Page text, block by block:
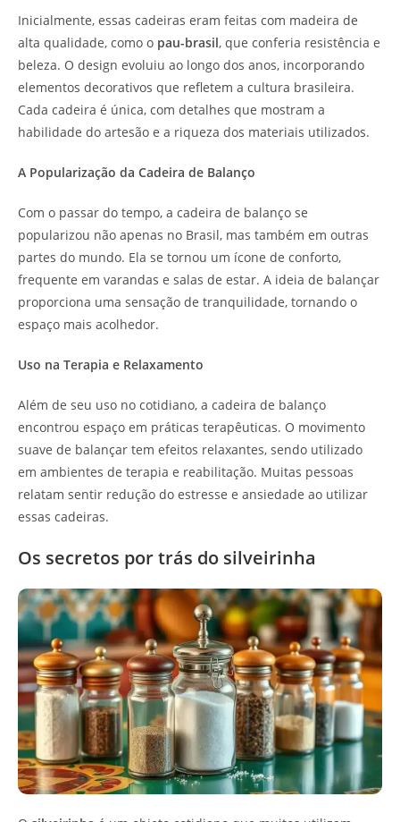
Inicialmente, essas cadeiras eram feitas com madeira de
alta qualidade, como o pau-brasil, que conferia resistência e
beleza. O design evoluiu ao longo dos anos, incorporando
elementos decorativos que refletem a cultura brasileira.
Cada cadeira é única, com detalhes que mostram a
habilidade do artesão e a riqueza dos materiais utilizados.
A Popularização da Cadeira de Balanço
Com o passar do tempo, a cadeira de balanço se
popularizou não apenas no Brasil, mas também em outras
partes do mundo. Ela se tornou um ícone de conforto,
frequente em varandas e salas de estar. A ideia de balançar
proporciona uma sensação de tranquilidade, tornando o
espaço mais acolhedor.
Uso na Terapia e Relaxamento
Além de seu uso no cotidiano, a cadeira de balanço
encontrou espaço em práticas terapêuticas. O movimento
suave de balançar tem efeitos relaxantes, sendo utilizado
em ambientes de terapia e reabilitação. Muitas pessoas
relatam sentir redução do estresse e ansiedade ao utilizar
essas cadeiras.
Os secretos por trás do silveirinha